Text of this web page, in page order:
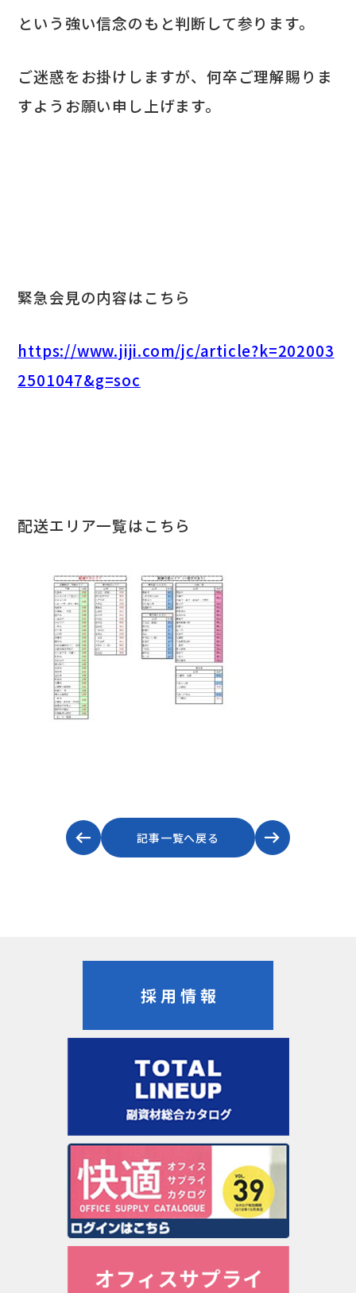
という強い信念のもと判断して参ります。
ご迷惑をお掛けしますが、何卒ご理解賜りま
すようお願い申し上げます。
緊急会見の内容はこちら
https://www.jiji.com/jc/article?k=202003
2501047&g=soc
配送エリア一覧はこちら
記事一覧へ戻る